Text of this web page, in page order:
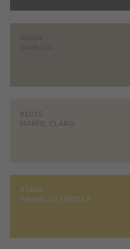
#1015
MARFIL CLARO
#1468
AMARILLO MIMOSA